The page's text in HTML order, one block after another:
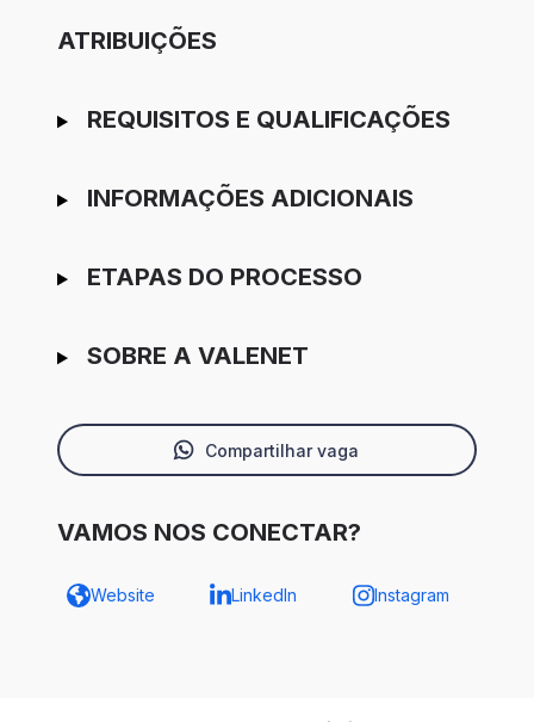
ATRIBUIÇÕES
REQUISITOS E QUALIFICAÇÕES
INFORMAÇÕES ADICIONAIS
ETAPAS DO PROCESSO
SOBRE A VALENET
Compartilhar vaga
VAMOS NOS CONECTAR?
Website LinkedIn Instagram